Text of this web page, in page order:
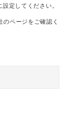
定してください。
ページをご確認く